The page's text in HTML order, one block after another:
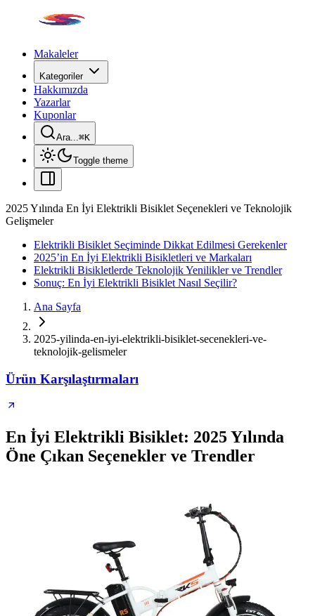
Makaleler
Kategoriler
Hakkımızda
Yazarlar
Kuponlar
Ara...⌘K
Toggle theme
2025 Yılında En İyi Elektrikli Bisiklet Seçenekleri ve Teknolojik
Gelişmeler
Elektrikli Bisiklet Seçiminde Dikkat Edilmesi Gerekenler
2025’in En İyi Elektrikli Bisikletleri ve Markaları
Elektrikli Bisikletlerde Teknolojik Yenilikler ve Trendler
Sonuç: En İyi Elektrikli Bisiklet Nasıl Seçilir?
Ana Sayfa
2025-yilinda-en-iyi-elektrikli-bisiklet-secenekleri-ve-
teknolojik-gelismeler
Ürün Karşılaştırmaları
En İyi Elektrikli Bisiklet: 2025 Yılında
Öne Çıkan Seçenekler ve Trendler